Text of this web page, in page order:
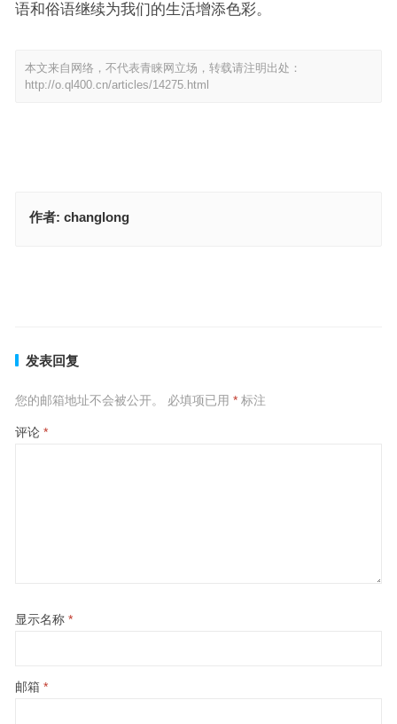
语和俗语继续为我们的生活增添色彩。
本文来自网络，不代表青睐网立场，转载请注明出处：
http://o.ql400.cn/articles/14275.html
作者: changlong
发表回复
您的邮箱地址不会被公开。 必填项已用 *标注
评论 *
显示名称 *
邮箱 *